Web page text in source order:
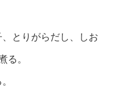
とりがらだし、しお
る。